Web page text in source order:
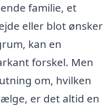
familie, et
eller blot ønsker
kan en
forskel. Men
om, hvilken
er det altid en